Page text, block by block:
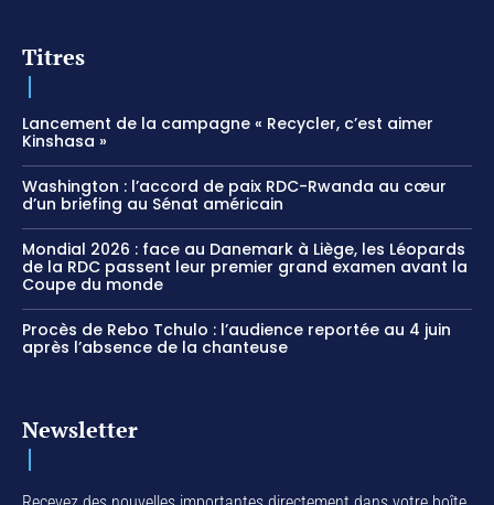
Titres
Lancement de la campagne « Recycler, c’est aimer
Kinshasa »
Washington : l’accord de paix RDC-Rwanda au cœur
d’un briefing au Sénat américain
Mondial 2026 : face au Danemark à Liège, les Léopards
de la RDC passent leur premier grand examen avant la
Coupe du monde
Procès de Rebo Tchulo : l’audience reportée au 4 juin
après l’absence de la chanteuse
Newsletter